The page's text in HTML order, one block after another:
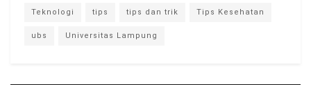
Teknologi tips tips dan trik Tips Kesehatan
ubs Universitas Lampung